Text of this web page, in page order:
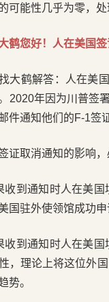
可能性几乎为零，
鹤您好！人在美国签
大鹤解答：人在美
2020年因为川普签
件通知他们的F-1签
证取消通知的影响，
收到通知时人在美
国驻外使领馆成功
收到通知时人在美
，理论上将这位外
势。